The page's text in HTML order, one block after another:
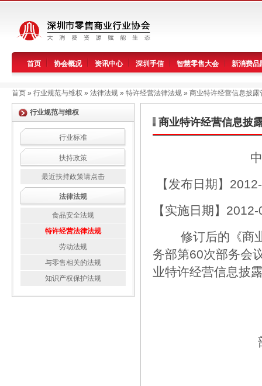
首页 协会概况 资讯中心 深圳手信 智慧零售大会 新消费品
首页 » 行业规范与维权 » 法律法规 » 特许经营法律法规 » 商业特许经营信息披露
行业规范与维权
行业标准
扶持政策
最近扶持政策请点击
法律法规
食品安全法规
特许经营法律法规
劳动法规
与零售相关的法规
知识产权保护法规
商业特许经营信息披
【发布日期】
【实施日期】
修订后的《商业
务部第60次部务会
业特许经营信息披
部长：